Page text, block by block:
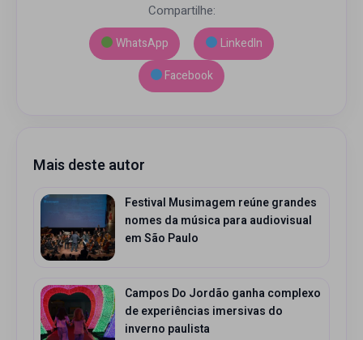
Compartilhe:
WhatsApp
LinkedIn
Facebook
Mais deste autor
Festival Musimagem reúne grandes
nomes da música para audiovisual
em São Paulo
Campos Do Jordão ganha complexo
de experiências imersivas do
inverno paulista